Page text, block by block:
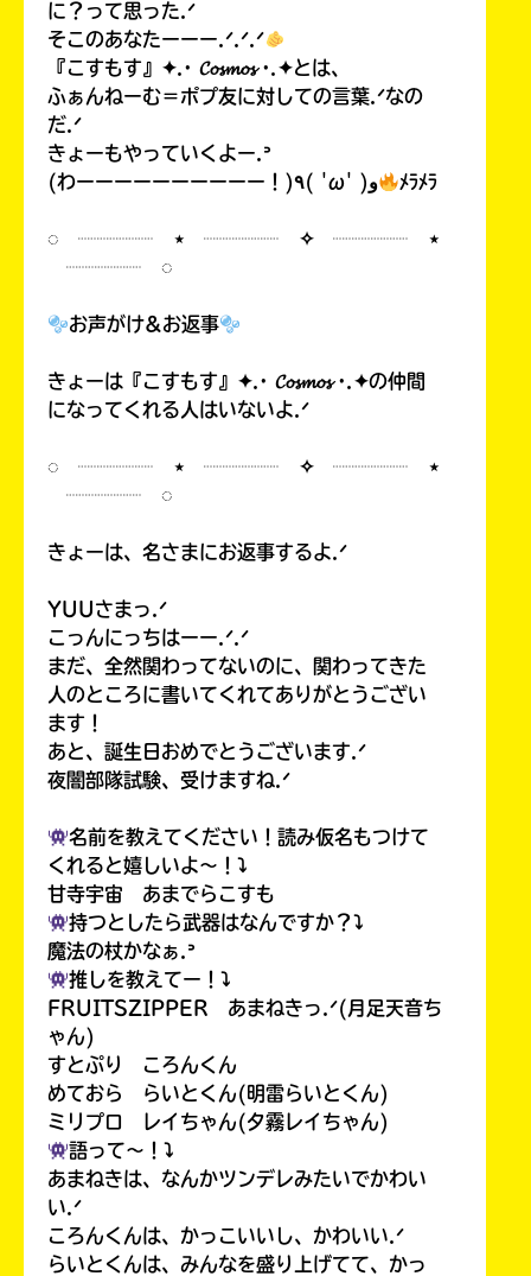
に？って思った.ᐟ
そこのあなたーーー.ᐟ.ᐟ.ᐟ
『こすもす』✦.· 𝓒𝓸𝓼𝓶𝓸𝓼 ·.✦とは、
ふぁんねーむ＝ポプ友に対しての言葉.ᐟなの
だ.ᐟ
きょーもやっていくよー.ᐣ
(わーーーーーーーーーー！)٩( 'ω' )و
ﾒﾗﾒﾗ
◌ ┈┈┈┈ ⋆ ┈┈┈┈ ✧ ┈┈┈┈ ⋆
┈┈┈┈ ◌
お声がけ&お返事
きょーは『こすもす』✦.· 𝓒𝓸𝓼𝓶𝓸𝓼 ·.✦の仲間
になってくれる人はいないよ.ᐟ
◌ ┈┈┈┈ ⋆ ┈┈┈┈ ✧ ┈┈┈┈ ⋆
┈┈┈┈ ◌
きょーは、名さまにお返事するよ.ᐟ
YUUさまっ.ᐟ
こっんにっちはーー.ᐟ.ᐟ
まだ、全然関わってないのに、関わってきた
人のところに書いてくれてありがとうござい
ます！
あと、誕生日おめでとうございます.ᐟ
夜闇部隊試験、受けますね.ᐟ
名前を教えてください！読み仮名もつけて
くれると嬉しいよ〜！⤵︎
甘寺宇宙 あまでらこすも
持つとしたら武器はなんですか？⤵︎
魔法の杖かなぁ.ᐣ
推しを教えてー！⤵︎
FRUITSZIPPER あまねきっ.ᐟ(月足天音ち
ゃん)
すとぷり ころんくん
めておら らいとくん(明雷らいとくん)
ミリプロ レイちゃん(夕霧レイちゃん)
語って〜！⤵︎
あまねきは、なんかツンデレみたいでかわい
い.ᐟ
ころんくんは、かっこいいし、かわいい.ᐟ
らいとくんは、みんなを盛り上げてて、かっ